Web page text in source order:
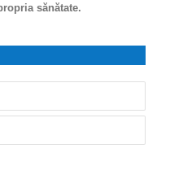
sănătate.